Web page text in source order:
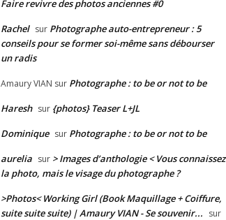
Faire revivre des photos anciennes #0
Rachel sur Photographe auto-entrepreneur : 5
conseils pour se former soi-même sans débourser
un radis
Amaury VIAN sur Photographe : to be or not to be
Haresh sur {photos} Teaser L+JL
Dominique sur Photographe : to be or not to be
aurelia sur > Images d’anthologie < Vous connaissez
la photo, mais le visage du photographe ?
>Photos< Working Girl (Book Maquillage + Coiffure,
suite suite suite) | Amaury VIAN - Se souvenir... sur